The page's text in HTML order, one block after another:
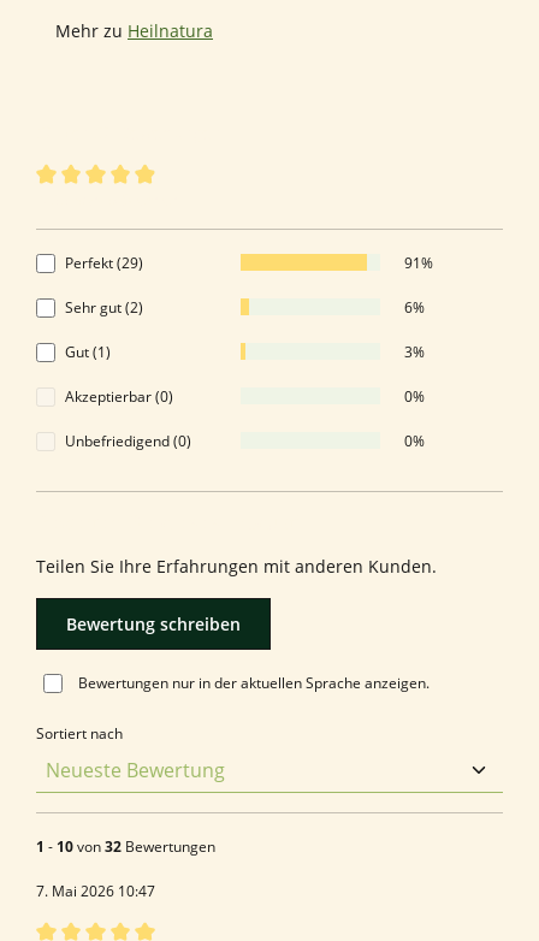
Mehr zu Heilnatura
Perfekt (29) 91%
Sehr gut (2) 6%
Gut (1) 3%
Akzeptierbar (0) 0%
Unbefriedigend (0) 0%
Teilen Sie Ihre Erfahrungen mit anderen Kunden.
Bewertung schreiben
Bewertungen nur in der aktuellen Sprache anzeigen.
Sortiert nach
1 - 10von32 Bewertungen
7. Mai 2026 10:47